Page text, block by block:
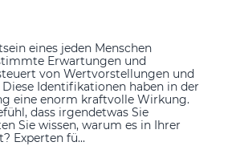
eines jeden Menschen
Erwartungen und
von Wertvorstellungen und
Identifikationen haben in der
eine enorm kraftvolle Wirkung.
dass irgendetwas Sie
Sie wissen, warum es in Ihrer
Experten fü...